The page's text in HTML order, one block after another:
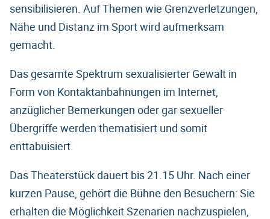
sensibilisieren. Auf Themen wie Grenzverletzungen,
Nähe und Distanz im Sport wird aufmerksam
gemacht.
Das gesamte Spektrum sexualisierter Gewalt in
Form von Kontaktanbahnungen im Internet,
anzüglicher Bemerkungen oder gar sexueller
Übergriffe werden thematisiert und somit
enttabuisiert.
Das Theaterstück dauert bis 21.15 Uhr. Nach einer
kurzen Pause, gehört die Bühne den Besuchern: Sie
erhalten die Möglichkeit Szenarien nachzuspielen,